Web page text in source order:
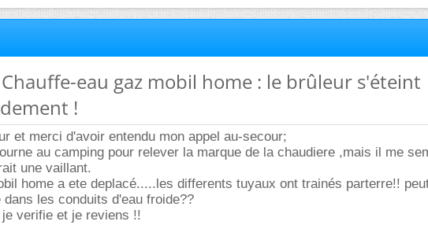
Chauffe-eau gaz mobil home : le brûleur s'éteint
!
et merci d'avoir entendu mon appel au-secour;
au camping pour relever la marque de la chaudiere ,mais il me
une vaillant.
home a ete deplacé.....les differents tuyaux ont trainés parterre!!
dans les conduits d'eau froide??
verifie et je reviens !!